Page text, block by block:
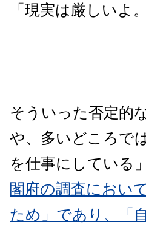
「現実は厳しいよ
そういった否定的
や、多いどころで
を仕事にしている
閣府の調査におい
ため」であり、「